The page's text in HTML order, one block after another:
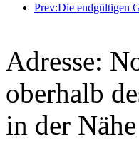
Adresse:
oberhalb
in der